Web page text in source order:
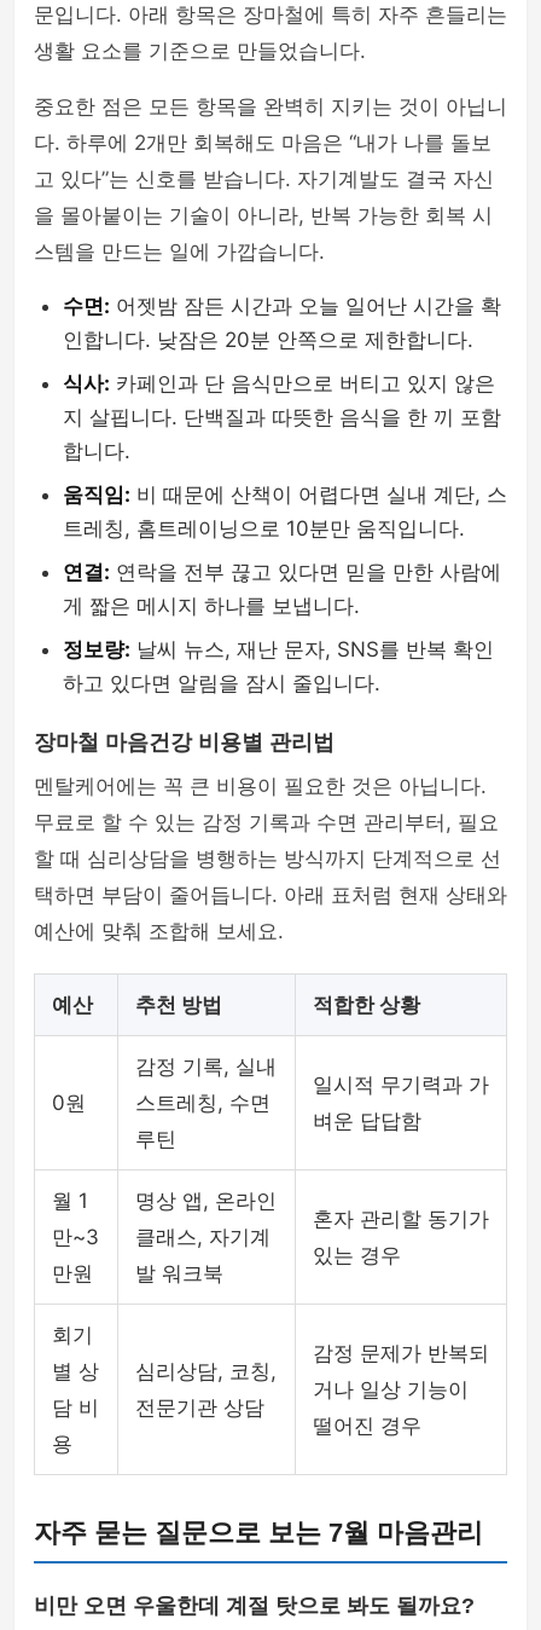
문입니다. 아래 항목은 장마철에 특히 자주 흔들리는
생활 요소를 기준으로 만들었습니다.
중요한 점은 모든 항목을 완벽히 지키는 것이 아닙니
다. 하루에 2개만 회복해도 마음은 “내가 나를 돌보
고 있다”는 신호를 받습니다. 자기계발도 결국 자신
을 몰아붙이는 기술이 아니라, 반복 가능한 회복 시
스템을 만드는 일에 가깝습니다.
수면: 어젯밤 잠든 시간과 오늘 일어난 시간을 확
인합니다. 낮잠은 20분 안쪽으로 제한합니다.
식사: 카페인과 단 음식만으로 버티고 있지 않은
지 살핍니다. 단백질과 따뜻한 음식을 한 끼 포함
합니다.
움직임: 비 때문에 산책이 어렵다면 실내 계단, 스
트레칭, 홈트레이닝으로 10분만 움직입니다.
연결: 연락을 전부 끊고 있다면 믿을 만한 사람에
게 짧은 메시지 하나를 보냅니다.
정보량: 날씨 뉴스, 재난 문자, SNS를 반복 확인
하고 있다면 알림을 잠시 줄입니다.
장마철 마음건강 비용별 관리법
멘탈케어에는 꼭 큰 비용이 필요한 것은 아닙니다.
무료로 할 수 있는 감정 기록과 수면 관리부터, 필요
할 때 심리상담을 병행하는 방식까지 단계적으로 선
택하면 부담이 줄어듭니다. 아래 표처럼 현재 상태와
예산에 맞춰 조합해 보세요.
예산 추천 방법 적합한 상황
0원
감정 기록, 실내
스트레칭, 수면
루틴
일시적 무기력과 가
벼운 답답함
월 1
만~3
만원
명상 앱, 온라인
클래스, 자기계
발 워크북
혼자 관리할 동기가
있는 경우
회기
별 상
담 비
용
심리상담, 코칭,
전문기관 상담
감정 문제가 반복되
거나 일상 기능이
떨어진 경우
자주 묻는 질문으로 보는 7월 마음관리
비만 오면 우울한데 계절 탓으로 봐도 될까요?